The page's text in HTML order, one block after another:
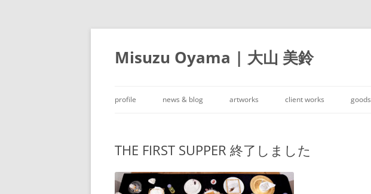
Misuzu Oyama | 大山 美鈴
profile news & blog artworks client works goods
THE FIRST SUPPER 終了しました